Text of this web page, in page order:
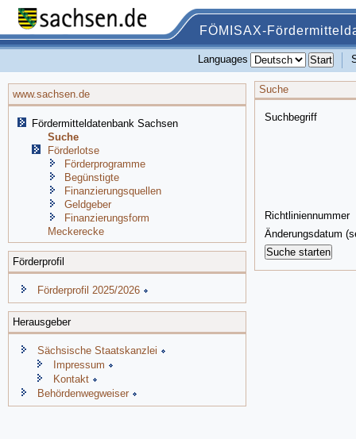
FÖMISAX-
Languages
www.sachsen.de
Fördermitteldatenbank Sachsen
Suche
Förderlotse
Förderprogramme
Begünstigte
Finanzierungsquellen
Geldgeber
Finanzierungsform
Meckerecke
Förderprofil
Förderprofil 2025/2026
Herausgeber
Sächsische Staatskanzlei
Impressum
Kontakt
Behördenwegweiser
Suche
Suchbegriff
Richtliniennummer
Änderungsdatum